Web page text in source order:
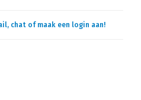
chat of maak een login aan!